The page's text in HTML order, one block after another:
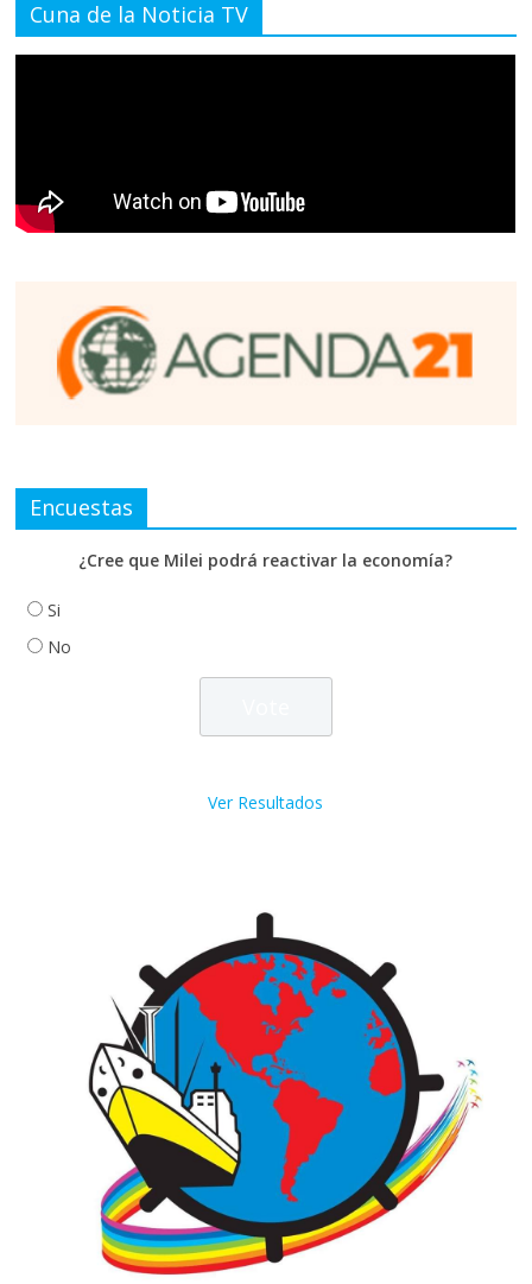
Cuna de la Noticia TV
Encuestas
¿Cree que Milei podrá reactivar la economía?
Si
No
Ver Resultados